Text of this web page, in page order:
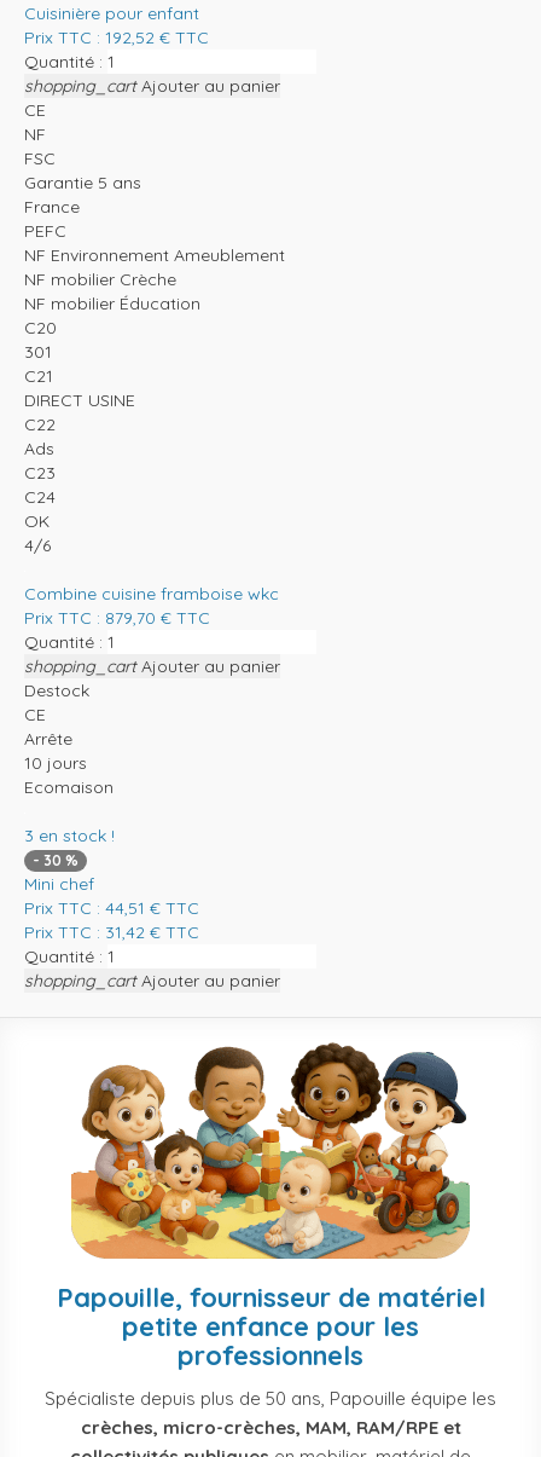
Cuisinière pour enfant
Prix TTC : 192,52 € TTC
Quantité :
shopping_cart Ajouter au panier
CE
NF
FSC
Garantie 5 ans
France
PEFC
NF Environnement Ameublement
NF mobilier Crèche
NF mobilier Éducation
C20
301
C21
DIRECT USINE
C22
Ads
C23
C24
OK
4/6
Combine cuisine framboise wkc
Prix TTC : 879,70 € TTC
Quantité :
shopping_cart Ajouter au panier
Destock
CE
Arrête
10 jours
Ecomaison
3 en stock !
- 30 %
Mini chef
Prix TTC : 44,51 € TTC
Prix TTC : 31,42 € TTC
Quantité :
shopping_cart Ajouter au panier
Papouille, fournisseur de matériel
petite enfance pour les
professionnels
Spécialiste depuis plus de 50 ans, Papouille équipe les
crèches, micro-crèches, MAM, RAM/RPE et